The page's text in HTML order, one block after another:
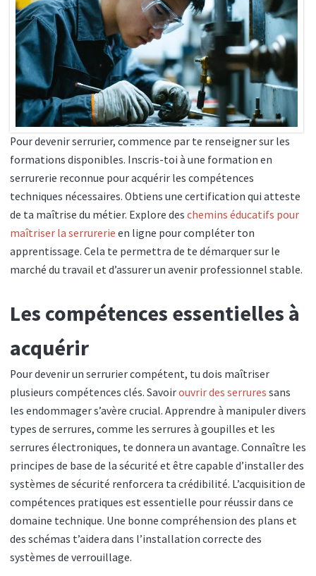
Pour devenir serrurier, commence par te renseigner sur les
formations disponibles. Inscris-toi à une formation en
serrurerie reconnue pour acquérir les compétences
techniques nécessaires. Obtiens une certification qui atteste
de ta maîtrise du métier. Explore des chemins éducatifs pour
maîtriser la serrurerie en ligne pour compléter ton
apprentissage. Cela te permettra de te démarquer sur le
marché du travail et d’assurer un avenir professionnel stable.
Les compétences essentielles à
acquérir
Pour devenir un serrurier compétent, tu dois maîtriser
plusieurs compétences clés. Savoirouvrir des serrures sans
les endommager s’avère crucial. Apprendre à manipuler divers
types de serrures, comme les serrures à goupilles et les
serrures électroniques, te donnera un avantage. Connaître les
principes de base de la sécurité et être capable d’installer des
systèmes de sécurité renforcera ta crédibilité. L’acquisition de
compétences pratiques est essentielle pour réussir dans ce
domaine technique. Une bonne compréhension des plans et
des schémas t’aidera dans l’installation correcte des
systèmes de verrouillage.